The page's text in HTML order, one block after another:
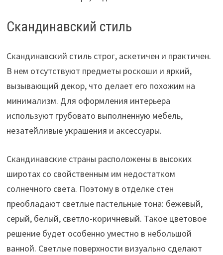
Скандинавский стиль
Скандинавский стиль строг, аскетичен и практичен.
В нем отсутствуют предметы роскоши и яркий,
вызывающий декор, что делает его похожим на
минимализм. Для оформления интерьера
используют грубовато выполненную мебель,
незатейливые украшения и аксессуары.
Скандинавские страны расположены в высоких
широтах со свойственным им недостатком
солнечного света. Поэтому в отделке стен
преобладают светлые пастельные тона: бежевый,
серый, белый, светло-коричневый. Такое цветовое
решение будет особенно уместно в небольшой
ванной. Светлые поверхности визуально сделают